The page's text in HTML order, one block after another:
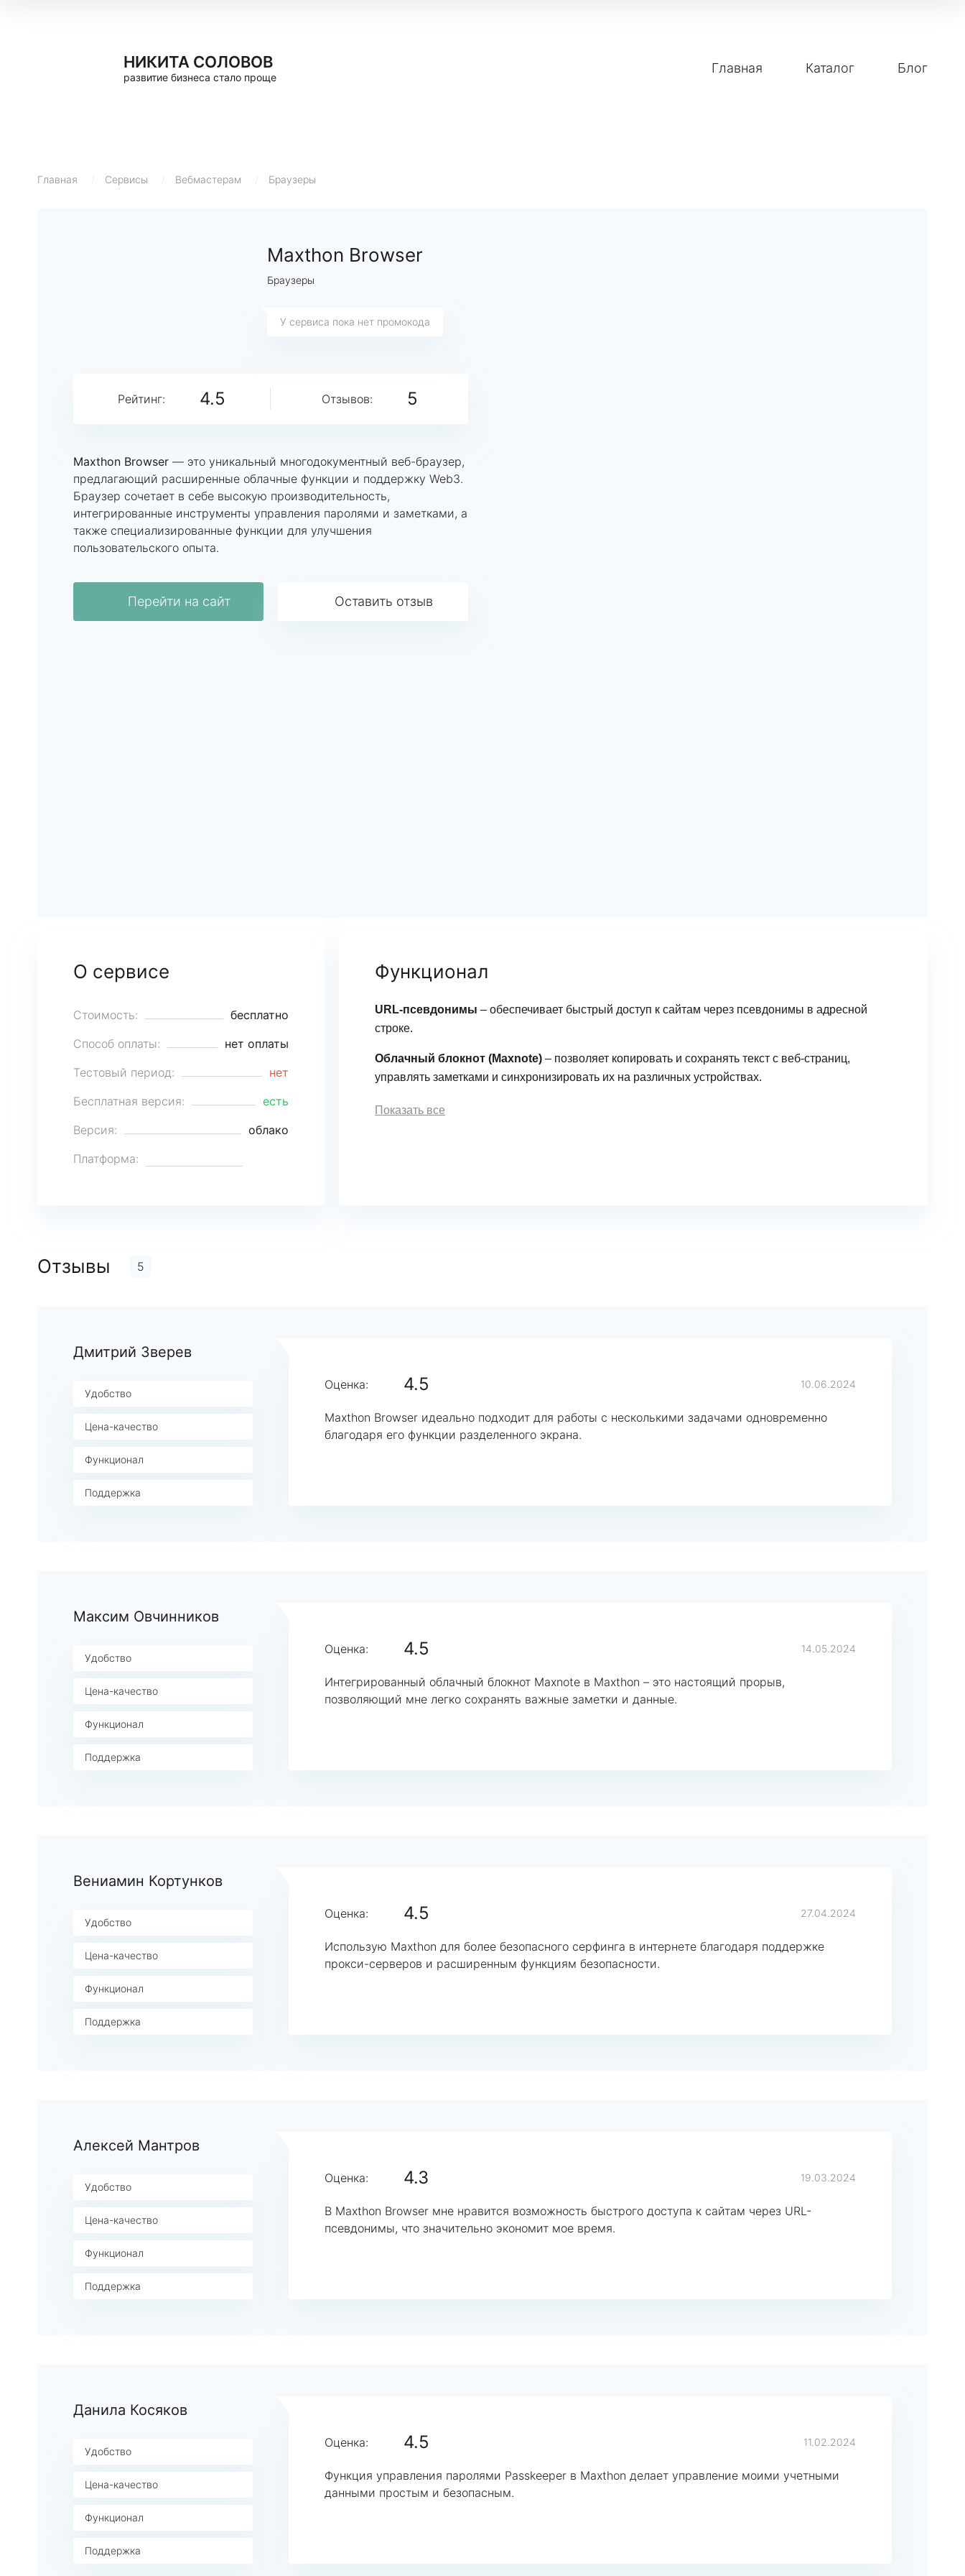
НИКИТА СОЛОВОВ
развитие бизнеса стало проще
Главная Каталог Блог
Главная Сервисы Вебмастерам Браузеры
Maxthon Browser
Браузеры
У сервиса пока нет промокода
Рейтинг: 4.5 Отзывов: 5
Maxthon Browser — это уникальный многодокументный веб-браузер,
предлагающий расширенные облачные функции и поддержку Web3.
Браузер сочетает в себе высокую производительность,
интегрированные инструменты управления паролями и заметками, а
также специализированные функции для улучшения
пользовательского опыта.
Перейти на сайт Оставить отзыв
О сервисе
Стоимость:
бесплатно
Способ оплаты:
нет оплаты
Тестовый период:
нет
Бесплатная версия:
есть
Версия:
облако
Платформа:
Функционал
URL-псевдонимы – обеспечивает быстрый доступ к сайтам через псевдонимы в адресной
строке.
Облачный блокнот (Maxnote) – позволяет копировать и сохранять текст с веб-страниц,
управлять заметками и синхронизировать их на различных устройствах.
Показать все
Отзывы 5
Дмитрий Зверев
Удобство
Цена-качество
Функционал
Поддержка
Оценка: 4.5 10.06.2024
Maxthon Browser идеально подходит для работы с несколькими задачами одновременно
благодаря его функции разделенного экрана.
Максим Овчинников
Удобство
Цена-качество
Функционал
Поддержка
Оценка: 4.5 14.05.2024
Интегрированный облачный блокнот Maxnote в Maxthon – это настоящий прорыв,
позволяющий мне легко сохранять важные заметки и данные.
Вениамин Кортунков
Удобство
Цена-качество
Функционал
Поддержка
Оценка: 4.5 27.04.2024
Использую Maxthon для более безопасного серфинга в интернете благодаря поддержке
прокси-серверов и расширенным функциям безопасности.
Алексей Мантров
Удобство
Цена-качество
Функционал
Поддержка
Оценка: 4.3 19.03.2024
В Maxthon Browser мне нравится возможность быстрого доступа к сайтам через URL-
псевдонимы, что значительно экономит мое время.
Данила Косяков
Удобство
Цена-качество
Функционал
Поддержка
Оценка: 4.5 11.02.2024
Функция управления паролями Passkeeper в Maxthon делает управление моими учетными
данными простым и безопасным.